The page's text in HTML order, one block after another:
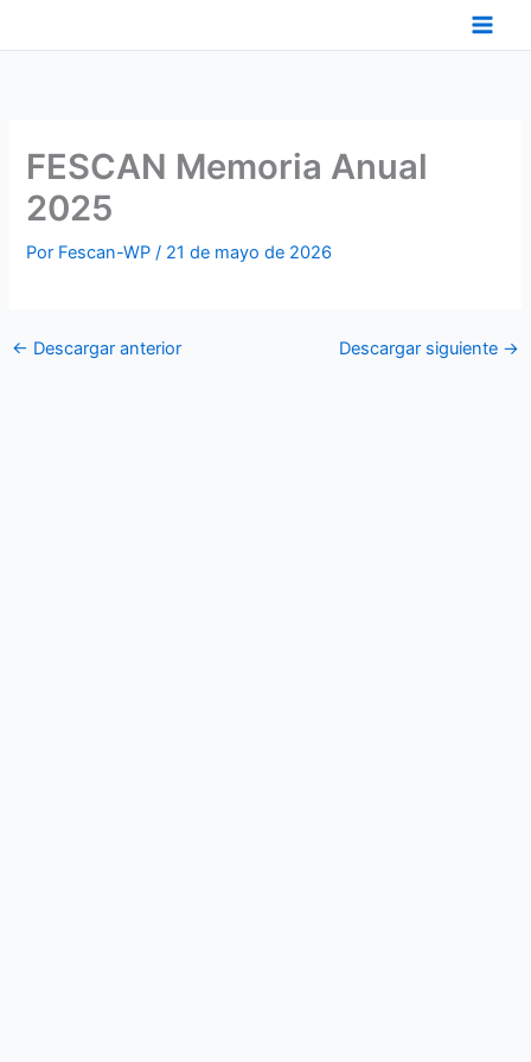
FESCAN Memoria Anual
2025
Por Fescan-WP/ 21 de mayo de 2026
← Descargar anterior Descargar siguiente →